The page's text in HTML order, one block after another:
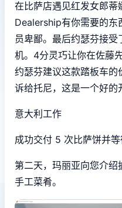
在比萨店遇见红发女郎
Dealership有你需要的东
员卑鄙。最后约瑟芬接
机。4分灵巧让你在佐藤
约瑟芬建议这款踏板车的
诉给托尼，这是一个好的
意大利工作
成功交付 5 次比萨饼并等
第二天，玛丽亚向您介
手工菜肴。